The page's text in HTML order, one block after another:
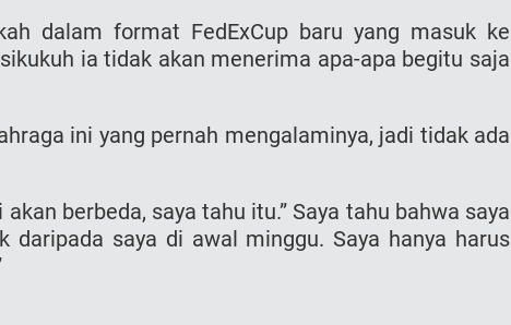
dalam format FedExCup baru yang masuk ke
ia tidak akan menerima apa-apa begitu saja
ini yang pernah mengalaminya, jadi tidak ada
berbeda, saya tahu itu.” Saya tahu bahwa saya
daripada saya di awal minggu. Saya hanya harus